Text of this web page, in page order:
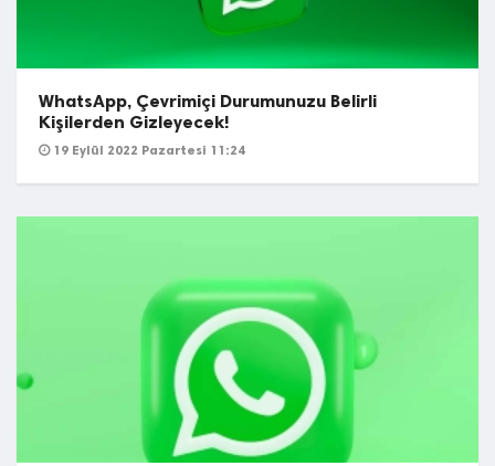
WhatsApp, Çevrimiçi Durumunuzu Belirli
Kişilerden Gizleyecek!
19 Eylül 2022 Pazartesi 11:24